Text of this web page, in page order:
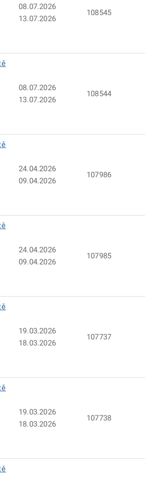
08.07.2026
13.07.2026
108545
08.07.2026
13.07.2026
108544
24.04.2026
09.04.2026
107986
24.04.2026
09.04.2026
107985
19.03.2026
18.03.2026
107737
19.03.2026
18.03.2026
107738